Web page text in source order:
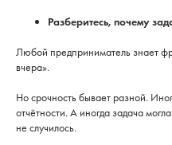
Разберитесь, почему
Любой предприниматель знает
вчера».
Но срочность бывает разной.
отчётности. А иногда задача
не случилось.